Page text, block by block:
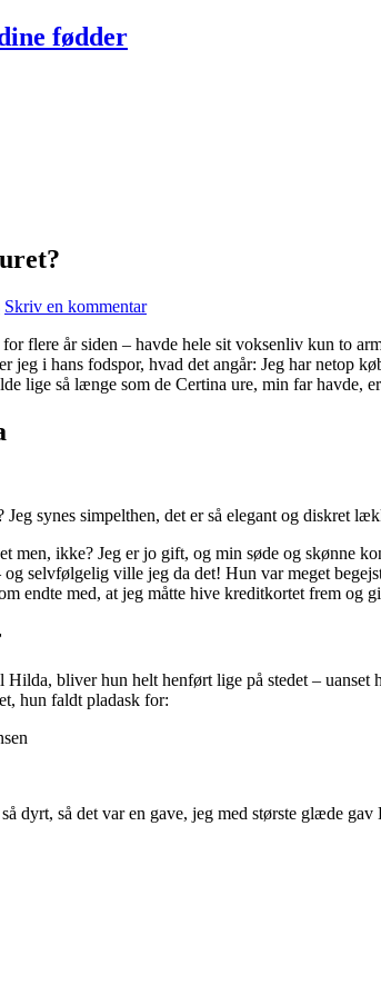
fødder
Skriv en kommentar
flere år siden – havde hele sit voksenliv kun to
jeg i hans fodspor, hvad det angår: Jeg har netop
lige så længe som de Certina ure, min far havde,
synes simpelthen, det er så elegant og diskret
men, ikke? Jeg er jo gift, og min søde og skønne
selvfølgelig ville jeg da det! Hun var meget
endte med, at jeg måtte hive kreditkortet frem og
bliver hun helt henført lige på stedet –
hun faldt pladask for:
dyrt, så det var en gave, jeg med største glæde